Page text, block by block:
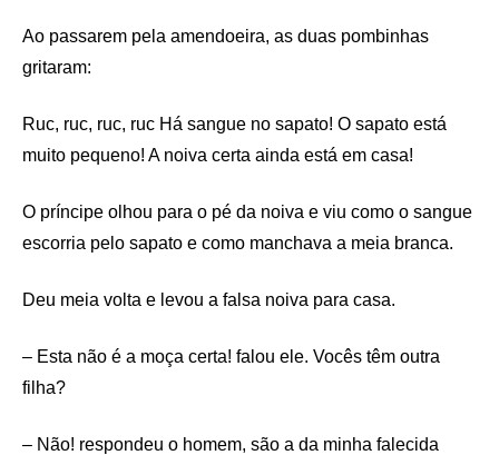
Ao passarem pela amendoeira, as duas pombinhas
gritaram:
Ruc, ruc, ruc, ruc Há sangue no sapato! O sapato está
muito pequeno! A noiva certa ainda está em casa!
O príncipe olhou para o pé da noiva e viu como o sangue
escorria pelo sapato e como manchava a meia branca.
Deu meia volta e levou a falsa noiva para casa.
– Esta não é a moça certa! falou ele. Vocês têm outra
filha?
– Não! respondeu o homem, são a da minha falecida